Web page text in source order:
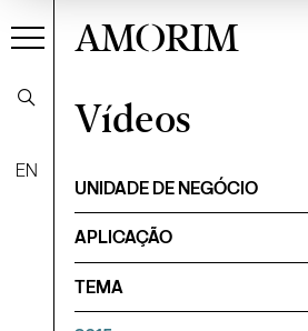
EN
AMORIM
VídeosFiltrar
Vídeos
UNIDADE DE NEGÓCIO
APLICAÇÃO
TEMA